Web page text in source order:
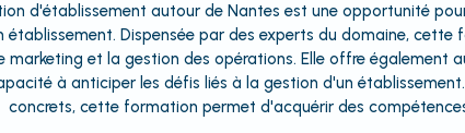
d'établissement autour de Nantes est une opportunité
Dispensée par des experts du domaine,
marketing et la gestion des opérations. Elle offre
à anticiper les défis liés à la gestion d'un
concrets, cette formation permet d'acquérir des